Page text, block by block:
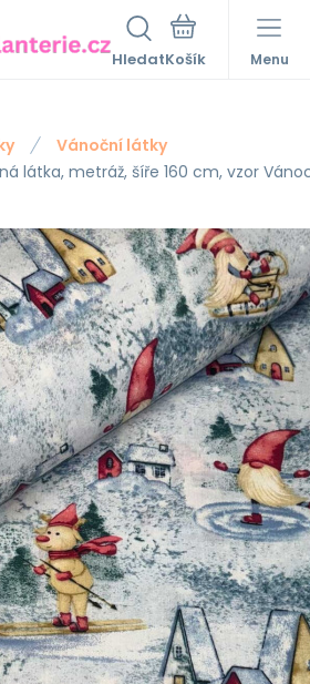
Hledat Menu
Vánoční látky
látka, metráž, šíře 160 cm, vzor